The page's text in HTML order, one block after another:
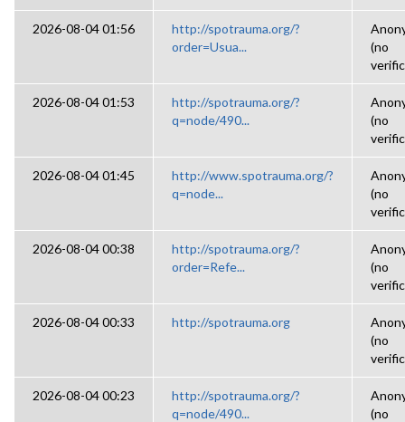
2026-08-04 01:56
http://spotrauma.org/?
order=Usua...
(no
2026-08-04 01:53
http://spotrauma.org/?
q=node/490...
(no
2026-08-04 01:45
http://www.spotrauma.org/?
q=node...
(no
2026-08-04 00:38
http://spotrauma.org/?
order=Refe...
(no
2026-08-04 00:33 http://spotrauma.org
(no
2026-08-04 00:23
http://spotrauma.org/?
q=node/490...
(no